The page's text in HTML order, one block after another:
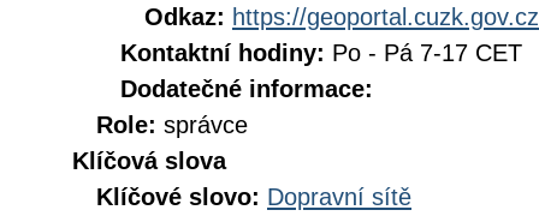
Odkaz: https://geoportal.cuzk.gov.cz
Kontaktní hodiny: Po - Pá 7-17 CET
Dodatečné informace:
Role: správce
Klíčová slova
Klíčové slovo: Dopravní sítě